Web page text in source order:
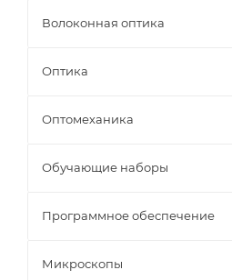
Волоконная оптика
Оптика
Оптомеханика
Обучающие наборы
Программное обеспечение
Микроскопы